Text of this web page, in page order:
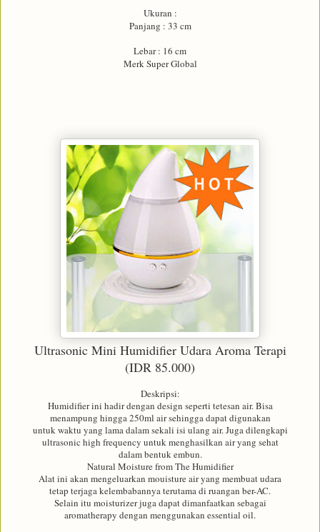
Ukuran :
Panjang : 33 cm
Lebar : 16 cm
Merk Super Global
Ultrasonic Mini Humidifier Udara Aroma Terapi
(IDR 85.000)
Deskripsi:
Humidifier ini hadir dengan design seperti tetesan air. Bisa
menampung hingga 250ml air sehingga dapat digunakan
untuk waktu yang lama dalam sekali isi ulang air. Juga dilengkapi
ultrasonic high frequency untuk menghasilkan air yang sehat
dalam bentuk embun.
Natural Moisture from The Humidifier
Alat ini akan mengeluarkan mouisture air yang membuat udara
tetap terjaga kelembabannya terutama di ruangan ber-AC.
Selain itu moisturizer juga dapat dimanfaatkan sebagai
aromatherapy dengan menggunakan essential oil.